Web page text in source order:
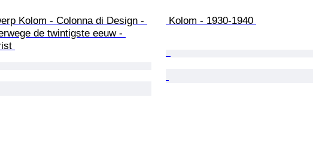
Kolom - Colonna di Design -
de twintigste eeuw -
Kolom - 1930-1940